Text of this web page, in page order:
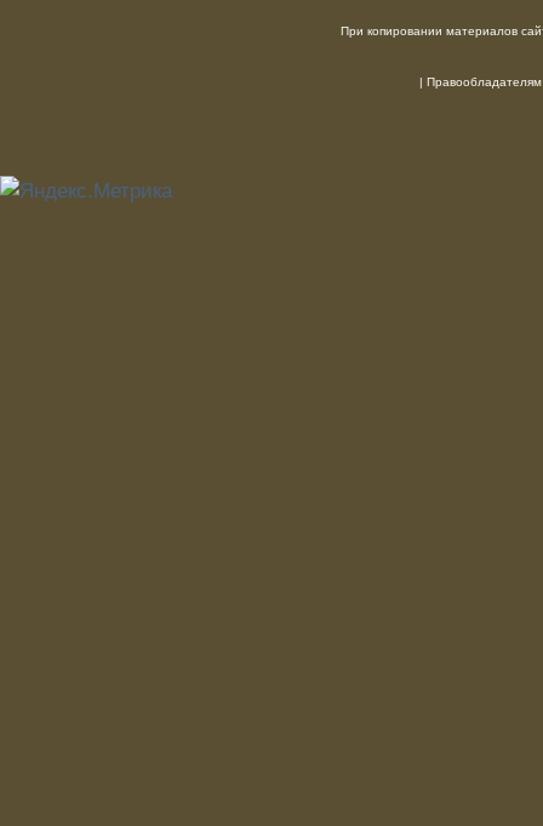
При копировании материалов
| Правообладателям